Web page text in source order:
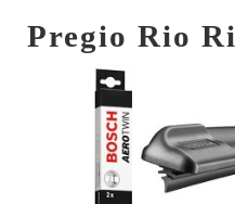
Pregio Rio